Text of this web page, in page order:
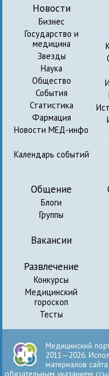
Новости
Бизнес
Государство и
медицина
Звезды
Наука
Общество
События
Статистика
Фармация
Новости МЕД-инфо
Календарь событий
Общение
Блоги
Группы
Вакансии
Развлечение
Конкурсы
Медицинский
гороскоп
Тесты
Медицинский
2011—2026.
материалов
обязательным указанием